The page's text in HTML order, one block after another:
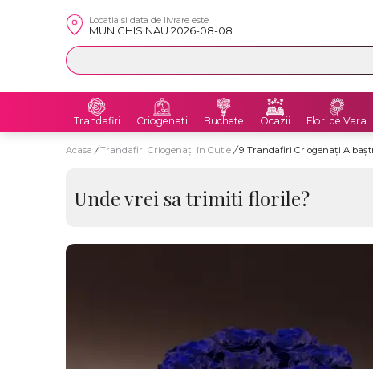
Locatia si data de livrare este
MUN.CHISINAU 2026-08-08
Trandafiri Criogenati Buchete Ocazii Flori de Vara
Acasa / Trandafiri Criogenați în Cutie / 9 Trandafiri Criogenați
Unde vrei sa trimiti florile?